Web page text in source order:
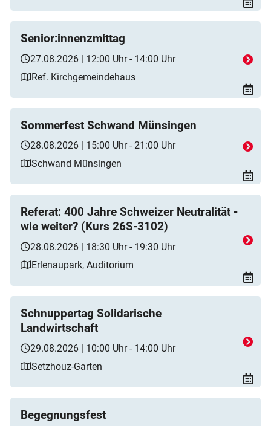
Senior:innenzmittag
27.08.2026 | 12:00 Uhr - 14:00 Uhr
Ref. Kirchgemeindehaus
Sommerfest Schwand Münsingen
28.08.2026 | 15:00 Uhr - 21:00 Uhr
Schwand Münsingen
Referat: 400 Jahre Schweizer Neutralität -
wie weiter? (Kurs 26S-3102)
28.08.2026 | 18:30 Uhr - 19:30 Uhr
Erlenaupark, Auditorium
Schnuppertag Solidarische
Landwirtschaft
29.08.2026 | 10:00 Uhr - 14:00 Uhr
Setzhouz-Garten
Begegnungsfest